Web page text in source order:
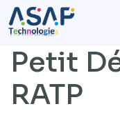
Petit
RATP